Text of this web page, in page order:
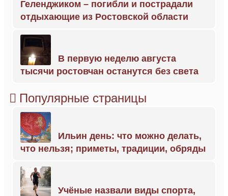
Геленджиком – погибли и пострадали
отдыхающие из Ростовской области
В первую неделю августа
тысячи ростовчан останутся без света
Популярные страницы
Ильин день: что можно делать,
что нельзя; приметы, традиции, обряды
Учёные назвали виды спорта,